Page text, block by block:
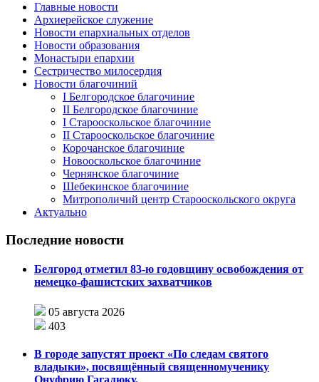
Главные новости
Архиерейское служение
Новости епархиальных отделов
Новости образования
Монастыри епархии
Сестричество милосердия
Новости благочиний
I Белгородское благочиние
II Белгородское благочиние
I Старооскольское благочиние
II Старооскольское благочиние
Корочанское благочиние
Новооскольское благочиние
Чернянское благочиние
Шебекинское благочиние
Митрополичий центр Старооскольского округа
Актуально
Последние новости
Белгород отметил 83-ю годовщину освобождения от
немецко-фашистских захватчиков
05 августа 2026
403
В городе запустят проект «По следам святого
владыки», посвящённый священномученику
Онуфрию Гагалюку.